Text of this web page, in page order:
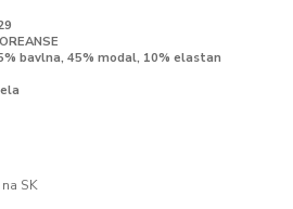
bavlna, 45% modal, 10% elastan
SK